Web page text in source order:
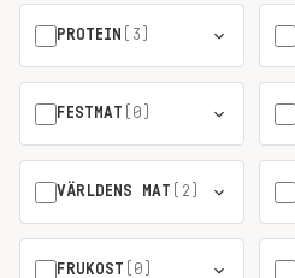
PROTEIN (3)
FESTMAT (0)
VÄRLDENS MAT (2)
FRUKOST (0)